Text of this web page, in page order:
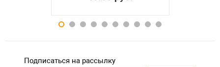
Подписаться на рассылку